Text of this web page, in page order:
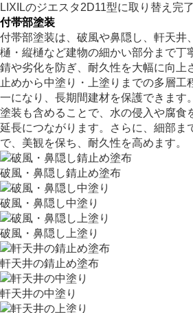
LIXILのジエスタ2D11型に取り替え完了
付帯部塗装
付帯部塗装は、破風や鼻隠し、軒天井
樋・縦樋など建物の細かい部分まで丁
錆や劣化を防ぎ、耐久性を大幅に向上
止めから中塗り・上塗りまでの多層工
一になり、長期間建材を保護できます
塗装も含めることで、水の侵入や腐食
延長につながります。さらに、細部ま
で、美観を保ち、耐久性を高めます。
破風・鼻隠し錆止め塗布
破風・鼻隠し中塗り
破風・鼻隠し上塗り
軒天井の錆止め塗布
軒天井の中塗り